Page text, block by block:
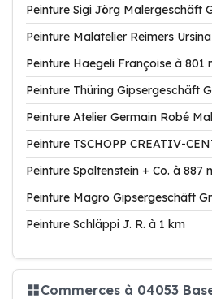
Peinture Sigi Jörg Malergeschäft
Peinture Malatelier Reimers
Peinture Haegeli Françoise à 801
Peinture Thüring Gipsergeschäft
Peinture Atelier Germain Robé
Peinture TSCHOPP CREATIV-
Peinture Spaltenstein + Co. à 887
Peinture Magro Gipsergeschäft
Peinture Schläppi J. R. à 1 km
Commerces à 04053